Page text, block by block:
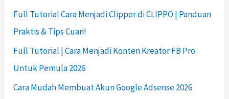
Full Tutorial Cara Menjadi Clipper di CLIPPO | Panduan
Praktis & Tips Cuan!
Full Tutorial | Cara Menjadi Konten Kreator FB Pro
Untuk Pemula 2026
Cara Mudah Membuat Akun Google Adsense 2026